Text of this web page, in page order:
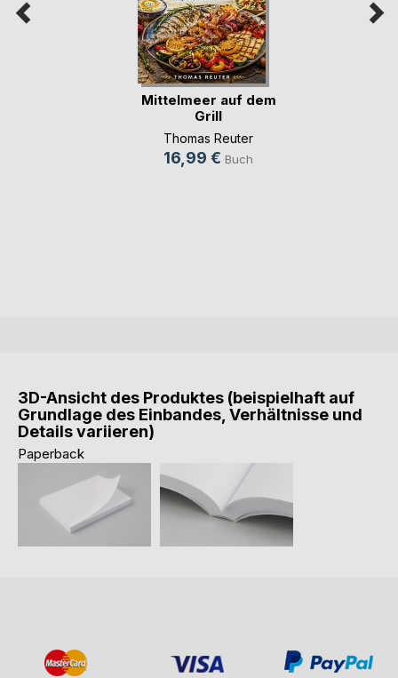
Mittelmeer auf dem
Grill
Thomas Reuter
16,99 € Buch
3D-Ansicht des Produktes (beispielhaft auf
Grundlage des Einbandes, Verhältnisse und
Details variieren)
Paperback